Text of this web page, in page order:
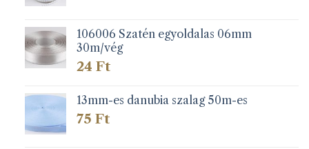
106006 Szatén egyoldalas 06mm
30m/vég
24 Ft
13mm-es danubia szalag 50m-es
75 Ft